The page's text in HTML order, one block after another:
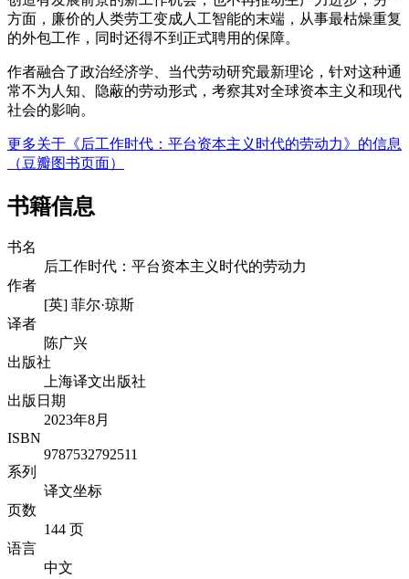
方面，廉价的人类劳工变成人工智能的末端，从事最枯燥重复
的外包工作，同时还得不到正式聘用的保障。
作者融合了政治经济学、当代劳动研究最新理论，针对这种通
常不为人知、隐蔽的劳动形式，考察其对全球资本主义和现代
社会的影响。
更多关于《后工作时代：平台资本主义时代的劳动力》的信息
（豆瓣图书页面）
书籍信息
书名
后工作时代：平台资本主义时代的劳动力
作者
[英] 菲尔·琼斯
译者
陈广兴
出版社
上海译文出版社
出版日期
2023年8月
ISBN
9787532792511
系列
译文坐标
页数
144 页
语言
中文